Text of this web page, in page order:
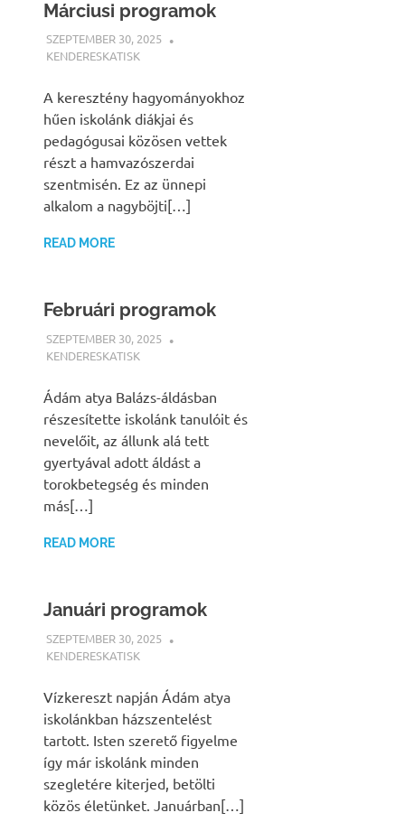
Márciusi programok
SZEPTEMBER 30, 2025
KENDERESKATISKHÍREK
A keresztény hagyományokhoz
hűen iskolánk diákjai és
pedagógusai közösen vettek
részt a hamvazószerdai
szentmisén. Ez az ünnepi
alkalom a nagyböjti[…]
READ MORE
Februári programok
SZEPTEMBER 30, 2025
KENDERESKATISKHÍREK
Ádám atya Balázs-áldásban
részesítette iskolánk tanulóit és
nevelőit, az állunk alá tett
gyertyával adott áldást a
torokbetegség és minden
más[…]
READ MORE
Januári programok
SZEPTEMBER 30, 2025
KENDERESKATISKHÍREK
Vízkereszt napján Ádám atya
iskolánkban házszentelést
tartott. Isten szerető figyelme
így már iskolánk minden
szegletére kiterjed, betölti
közös életünket. Januárban[…]